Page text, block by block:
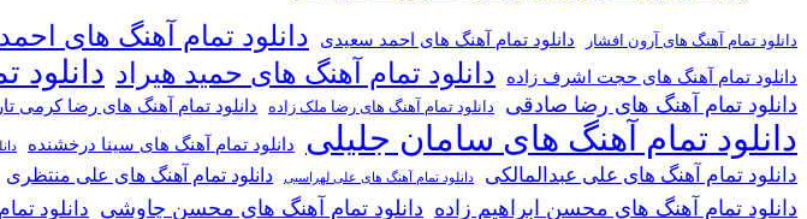
دانلود تمام آهنگ های آرون افشار دانلود تمام آهنگ های احمد سعیدی دانلود تمام آهنگ های
دانلود تمام آهنگ های حجت اشرف زاده دانلود تمام آهنگ های حمید هیراد دانلود
دانلود تمام آهنگ های رضا صادقی
دانلود تمام آهنگ های رضا ملک زاده دانلود تمام آهنگ های رضا کرمی تارا
دانلود تمام آهنگ های سامان جلیلی دانلود تمام آهنگ های سینا درخشنده
دانلود تمام آهنگ های علی عبدالمالکی دانلود تمام آهنگ های علی لهراسبی دانلود تمام آهنگ های علی منتظری
دانلود تمام آهنگ های محسن ابراهیم زاده دانلود تمام آهنگ های محسن چاوشی دانلود